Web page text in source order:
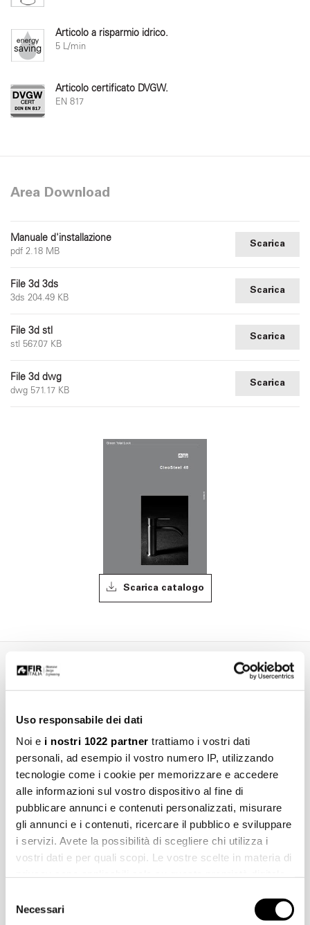
Uso responsabile dei dati
Noi e i nostri 1022 partner trattiamo i vostri dati
personali, ad esempio il vostro numero IP, utilizzando
tecnologie come i cookie per memorizzare e accedere
alle informazioni sul vostro dispositivo al fine di
pubblicare annunci e contenuti personalizzati, misurare
gli annunci e i contenuti, ricercare il pubblico e sviluppare
i servizi. Avete la possibilità di scegliere chi utilizza i
vostri dati e per quali scopi. Le vostre scelte in materia di
modificare o revocare il proprio consenso in qualsiasi
delNecessari
Articolo a risparmio idrico.
5 L/min
Articolo certificato DVGW.
EN 817
Area Download
Manuale d'installazione
pdf 2.18 MB
Scarica
File 3d 3ds
3ds 204.49 KB
Scarica
File 3d stl
stl 567.07 KB
Scarica
File 3d dwg
dwg 571.17 KB
Scarica
Scarica catalogo
Informazioni aggiuntive
Consigli
Pulizia
Manutenzione
Installazione
Marchi, immagini, disegni tecnici, testi ed ulteriori contenuti di questo